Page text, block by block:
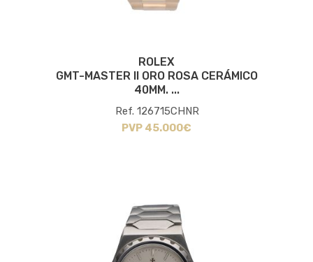
ROLEX
GMT-MASTER II ORO ROSA CERÁMICO
40MM. ...
Ref. 126715CHNR
PVP 45.000€